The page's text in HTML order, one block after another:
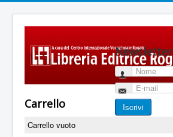
Newsletter
Nome
E-mail
Iscrivi
Carrello
Carrello vuoto